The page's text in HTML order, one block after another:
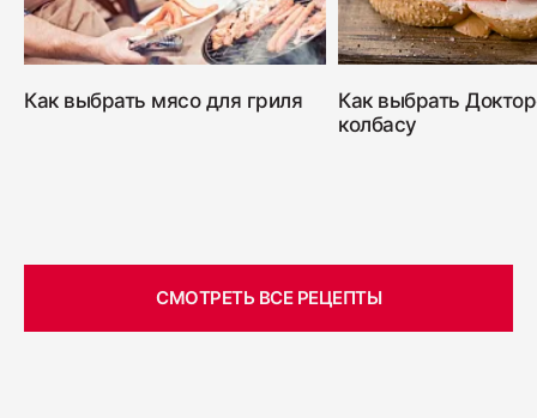
400
Салями "Венская"
Как выбрать мясо для гриля
Как выбрать
колбасу
СМОТРЕТЬ ВСЕ РЕЦЕПТЫ